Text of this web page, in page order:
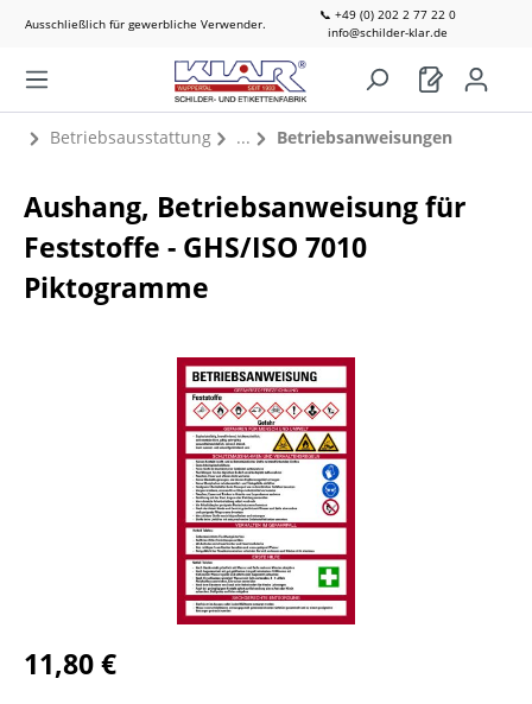
Ausschließlich für gewerbliche Verwender.
📞 +49 (0) 202 2 77 22 0
info@schilder-klar.de
Betriebsausstattung Betriebsanweisungen
Aushang, Betriebsanweisung für
Feststoffe - GHS/ISO 7010
Piktogramme
11,80 €